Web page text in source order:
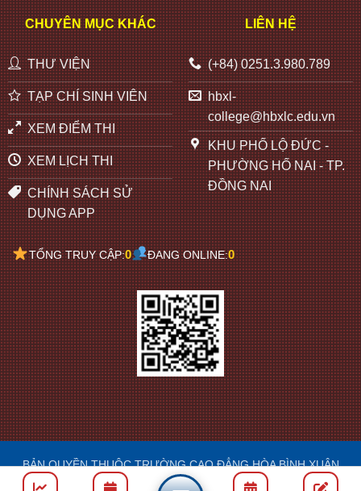
CHUYÊN MỤC KHÁC
THƯ VIỆN
TẠP CHÍ SINH VIÊN
XEM ĐIỂM THI
XEM LỊCH THI
CHÍNH SÁCH SỬ
DỤNG APP
LIÊN HỆ
(+84) 0251.3.980.789
hbxl-
college@hbxlc.edu.vn
KHU PHỐ LỘ ĐỨC -
PHƯỜNG HỐ NAI - TP.
ĐỒNG NAI
TỔNG TRUY CẬP:0 ĐANG ONLINE:0
BẢN QUYỀN THUỘC TRƯỜNG CAO ĐẲNG HÒA BÌNH XUÂN
LỘC